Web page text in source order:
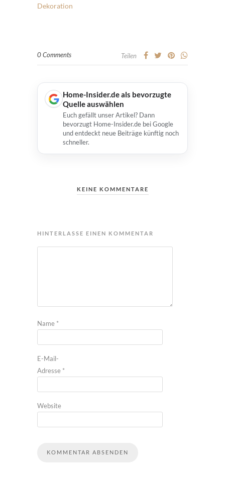
Dekoration
0 Comments Teilen
Home-Insider.de als bevorzugte
Quelle auswählen
Euch gefällt unser Artikel? Dann
bevorzugt Home-Insider.de bei Google
und entdeckt neue Beiträge künftig noch
schneller.
KEINE KOMMENTARE
HINTERLASSE EINEN KOMMENTAR
Name *
E-Mail-
Adresse *
Website